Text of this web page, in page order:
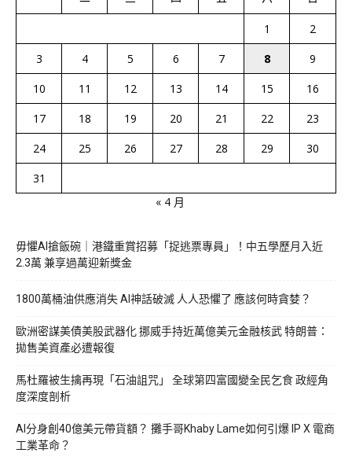
1
2
3
4 5 6 7 8
9
10
11 12 13 14 15
16
17
18 19 20 21 22
23
24
25 26 27 28 29
30
31
« 4 月
毋懼AI搶飯碗｜港鐵重賞招募「捉逃票專員」！中五學歷月入近
2.3萬 兼享過萬迎新獎金
1800萬桶油供應消失 AI神話破滅 人人恐懼了 應該何時貪婪？
歐洲密謀美債美股武器化 挪威手持近萬億美元金融核武 特朗普：
拋售美資產必遭報復
馬杜羅被生擒再現「石油詛咒」 全球第四富國變全民乞食 政經角
度深度剖析
AI分身創40億美元帶貨額？ 攤手哥Khaby Lame如何引爆 IP X 電商
工業革命？